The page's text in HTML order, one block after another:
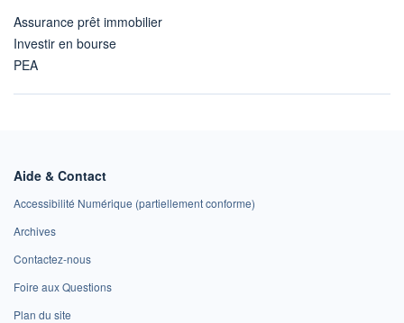
Assurance prêt immobilier
Investir en bourse
PEA
Aide & Contact
Accessibilité Numérique (partiellement conforme)
Archives
Contactez-nous
Foire aux Questions
Plan du site